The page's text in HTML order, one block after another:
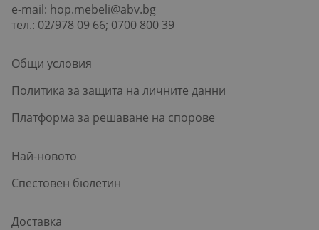
e-mail: hop.mebeli@abv.bg
тел.: 02/978 09 66; 0700 800 39
Общи условия
Политика за защита на личните данни
Платформа за решаване на спорове
Най-новото
Спестовен бюлетин
Доставка